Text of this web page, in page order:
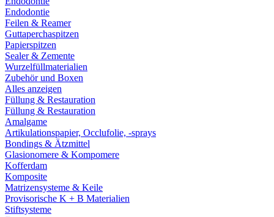
Endodontie
Feilen & Reamer
Guttaperchaspitzen
Papierspitzen
Sealer & Zemente
Wurzelfüllmaterialien
Zubehör und Boxen
Alles anzeigen
Füllung & Restauration
Füllung & Restauration
Amalgame
Artikulationspapier, Occlufolie, -sprays
Bondings & Ätzmittel
Glasionomere & Kompomere
Kofferdam
Komposite
Matrizensysteme & Keile
Provisorische K + B Materialien
Stiftsysteme